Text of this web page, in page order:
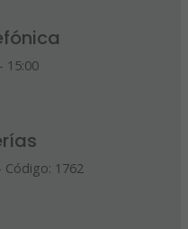
15:00
Código: 1762